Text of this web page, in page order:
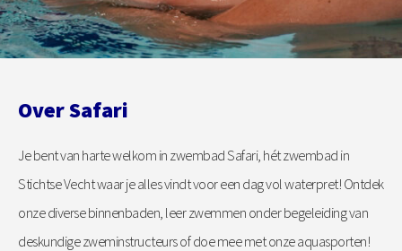
Over Safari
Je bent van harte welkom in zwembad Safari, hét zwembad in
Stichtse Vecht waar je alles vindt voor een dag vol waterpret! Ontdek
onze diverse binnenbaden, leer zwemmen onder begeleiding van
deskundige zweminstructeurs of doe mee met onze aquasporten!